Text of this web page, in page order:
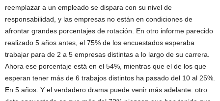
reemplazar a un empleado se dispara con su nivel de
responsabilidad, y las empresas no están en condiciones de
afrontar grandes porcentajes de rotación. En otro informe parecido
realizado 5 años antes, el 75% de los encuestados esperaba
trabajar para de 2 a 5 empresas distintas a lo largo de su carrera.
Ahora ese porcentaje está en el 54%, mientras que el de los que
esperan tener más de 6 trabajos distintos ha pasado del 10 al 25%.
En 5 años. Y el verdadero drama puede venir más adelante: otro